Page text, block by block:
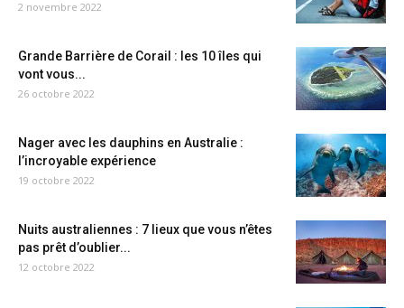
2 novembre 2022
Grande Barrière de Corail : les 10 îles qui
vont vous...
26 octobre 2022
Nager avec les dauphins en Australie :
l’incroyable expérience
19 octobre 2022
Nuits australiennes : 7 lieux que vous n’êtes
pas prêt d’oublier...
12 octobre 2022